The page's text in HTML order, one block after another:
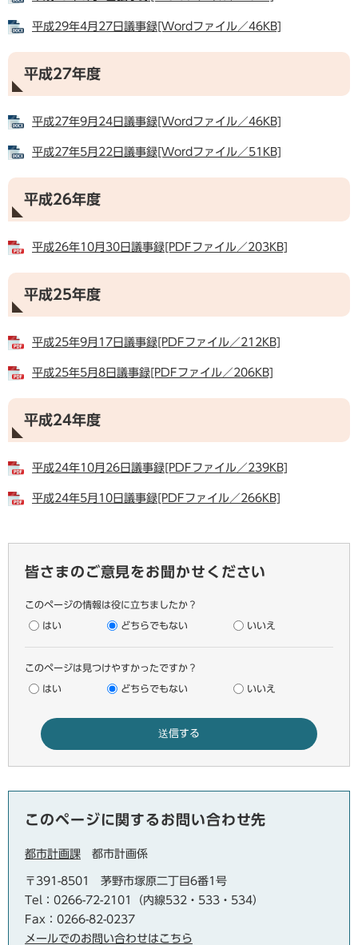
平成29年4月27日議事録[Wordファイル／46KB]
平成27年度
平成27年9月24日議事録[Wordファイル／46KB]
平成27年5月22日議事録[Wordファイル／51KB]
平成26年度
平成26年10月30日議事録[PDFファイル／203KB]
平成25年度
平成25年9月17日議事録[PDFファイル／212KB]
平成25年5月8日議事録[PDFファイル／206KB]
平成24年度
平成24年10月26日議事録[PDFファイル／239KB]
平成24年5月10日議事録[PDFファイル／266KB]
皆さまのご意見をお聞かせください
このページの情報は役に立ちましたか？
はい どちらでもない いいえ
このページは見つけやすかったですか？
はい どちらでもない いいえ
このページに関するお問い合わせ先
都市計画課 都市計画係
〒391-8501
茅野市塚原二丁目6番1号
Tel：0266-72-2101（内線532・533・534）
Fax：0266-82-0237
メールでのお問い合わせはこちら